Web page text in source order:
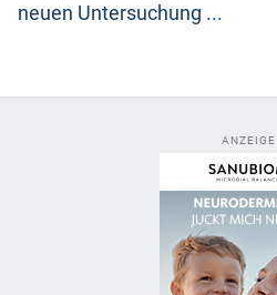
neuen Untersuchung ...
ANZEIGE